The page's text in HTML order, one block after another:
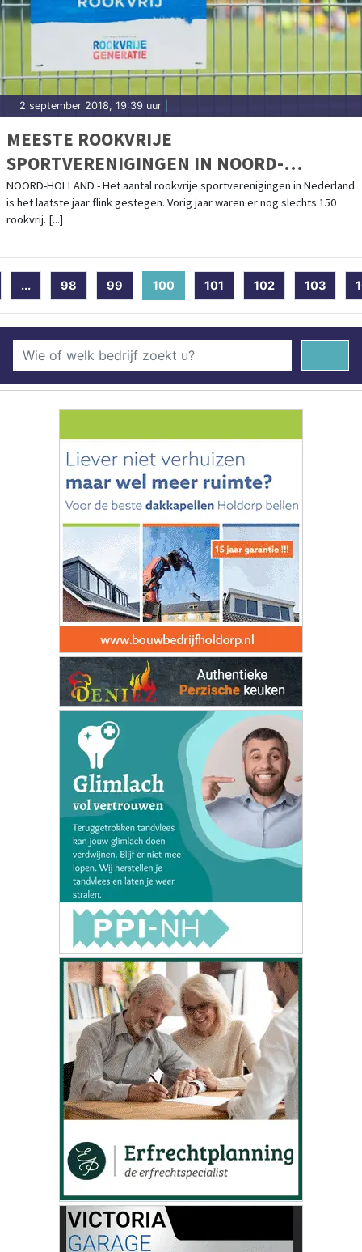
2 september 2018, 19:39 uur
MEESTE ROOKVRIJE
SPORTVERENIGINGEN IN NOORD-
HOLLAND
NOORD-HOLLAND - Het aantal rookvrije sportverenigingen in Nederland
is het laatste jaar flink gestegen. Vorig jaar waren er nog slechts 150
rookvrij. [...]
... 98 99 100 (current)
101 102 103